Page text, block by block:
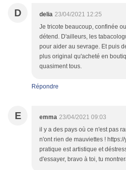
D delia 23/04/2021 12:25
Je tricote beaucoup, confinée
détend. D'ailleurs, les
pour aider au sevrage. Et puis
plus original qu'acheté en
quasiment tous.
Répondre
E emma 23/04/2021 09:03
il y a des pays où ce n'est pas
n'ont rien de mauviettes !
pratique est artistique et
d'essayer, bravo à toi, tu